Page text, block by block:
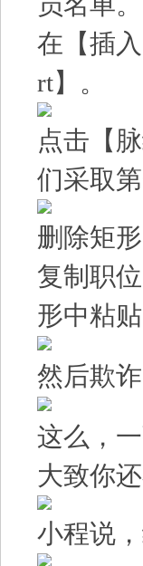
在【插
rt】。
点击【
们采取
删除矩
复制职
形中粘贴
然后欺
这么，
大致你
小程说